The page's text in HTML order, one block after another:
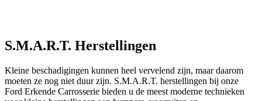
S.M.A.R.T. Herstellingen
Kleine beschadigingen kunnen heel vervelend zijn, maar daarom
moeten ze nog niet duur zijn. S.M.A.R.T. herstellingen bij onze
Ford Erkende Carrosserie bieden u de meest moderne technieken